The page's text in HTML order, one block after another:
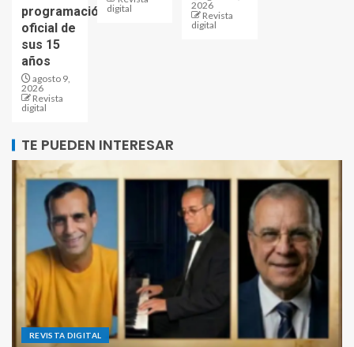
programación
oficial de
sus 15
años
agosto 9,
2026
Revista
digital
digital
2026
Revista
digital
TE PUEDEN INTERESAR
REVISTA DIGITAL